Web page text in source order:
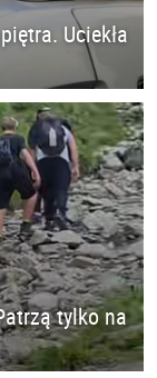
Uciekła
tylko na